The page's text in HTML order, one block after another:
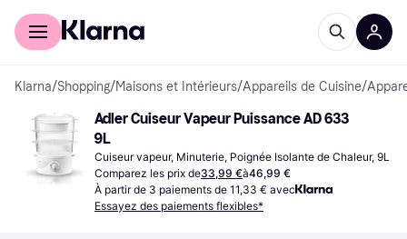
Acheter avec Klarna
Klarna/Shopping/Maisons et Intérieurs/Appareils de Cuisine/
Adler Cuiseur Vapeur Puissance AD 633
9L
Cuiseur vapeur, Minuterie, Poignée Isolante de Chaleur, 9L
Comparez les prix de33,99 €à46,99 €
À partir de 3 paiements de 11,33 € avec
Essayez des paiements flexibles*